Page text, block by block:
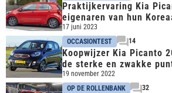
Praktijkervaring Kia
eigenaren van hun
17 juni 2023
OCCASIONTEST
14
Koopwijzer Kia Picanto
de sterke en zwakke
19 november 2022
OP DE ROLLENBANK
32